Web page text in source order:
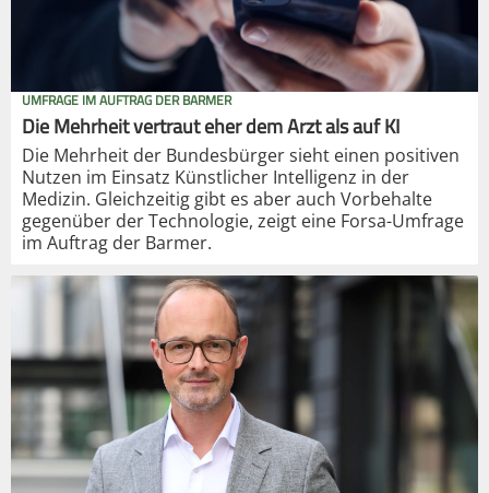
UMFRAGE IM AUFTRAG DER BARMER
Die Mehrheit vertraut eher dem Arzt als auf KI
Die Mehrheit der Bundesbürger sieht einen positiven
Nutzen im Einsatz Künstlicher Intelligenz in der
Medizin. Gleichzeitig gibt es aber auch Vorbehalte
gegenüber der Technologie, zeigt eine Forsa-Umfrage
im Auftrag der Barmer.